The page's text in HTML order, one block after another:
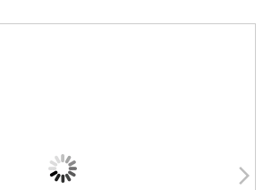
arrow_forward_ios